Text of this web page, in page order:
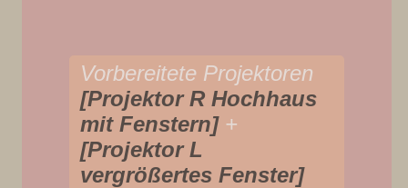
Vorbereitete Projektoren
[Projektor R Hochhaus
mit Fenstern]+
[Projektor L
vergrößertes Fenster]